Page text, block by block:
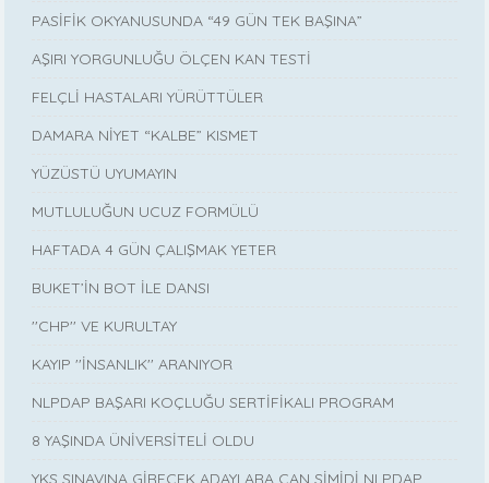
PASİFİK OKYANUSUNDA “49 GÜN TEK BAŞINA”
AŞIRI YORGUNLUĞU ÖLÇEN KAN TESTİ
FELÇLİ HASTALARI YÜRÜTTÜLER
DAMARA NİYET “KALBE” KISMET
YÜZÜSTÜ UYUMAYIN
MUTLULUĞUN UCUZ FORMÜLÜ
HAFTADA 4 GÜN ÇALIŞMAK YETER
BUKET’İN BOT İLE DANSI
''CHP'' VE KURULTAY
KAYIP ''İNSANLIK'' ARANIYOR
NLPDAP BAŞARI KOÇLUĞU SERTİFİKALI PROGRAM
8 YAŞINDA ÜNİVERSİTELİ OLDU
YKS SINAVINA GİRECEK ADAYLARA CAN SİMİDİ NLPDAP